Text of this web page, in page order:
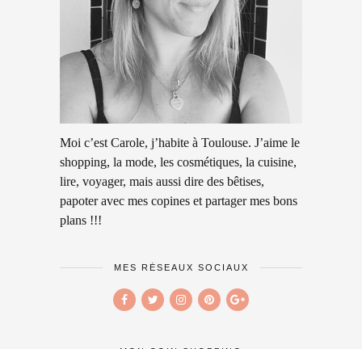
Moi c’est Carole, j’habite à Toulouse. J’aime le
shopping, la mode, les cosmétiques, la cuisine,
lire, voyager, mais aussi dire des bêtises,
papoter avec mes copines et partager mes bons
plans !!!
MES RÉSEAUX SOCIAUX